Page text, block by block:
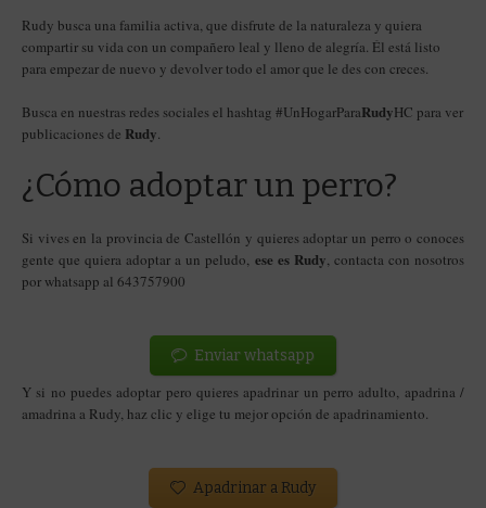
Rudy busca una familia activa, que disfrute de la naturaleza y quiera
compartir su vida con un compañero leal y lleno de alegría. Él está listo
para empezar de nuevo y devolver todo el amor que le des con creces.
Busca en nuestras redes sociales el hashtag #UnHogarParaRudyHC para ver
publicaciones de Rudy.
¿Cómo adoptar un perro?
Si vives en la provincia de Castellón y quieres adoptar un perro o conoces
gente que quiera adoptar a un peludo, ese es Rudy, contacta con nosotros
por whatsapp al 643757900
Enviar whatsapp
Y si no puedes adoptar pero quieres apadrinar un perro adulto, apadrina /
amadrina a Rudy, haz clic y elige tu mejor opción de apadrinamiento.
Apadrinar a Rudy